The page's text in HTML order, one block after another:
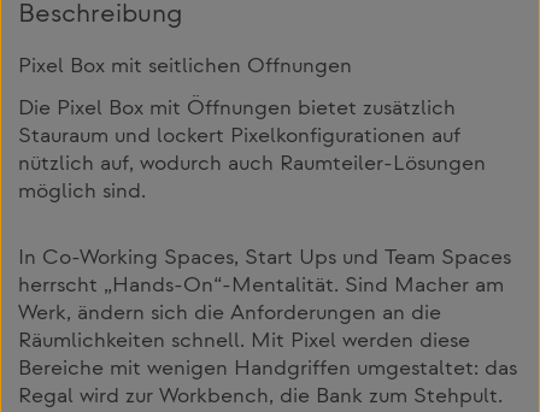
Beschreibung
Pixel Box mit seitlichen Öffnungen
Die Pixel Box mit Öffnungen bietet zusätzlich
Stauraum und lockert Pixelkonfigurationen auf
nützlich auf, wodurch auch Raumteiler-Lösungen
möglich sind.
In Co-Working Spaces, Start Ups und Team Spaces
herrscht „Hands-On“-Mentalität. Sind Macher am
Werk, ändern sich die Anforderungen an die
Räumlichkeiten schnell. Mit Pixel werden diese
Bereiche mit wenigen Handgriffen umgestaltet: das
Regal wird zur Workbench, die Bank zum Stehpult.